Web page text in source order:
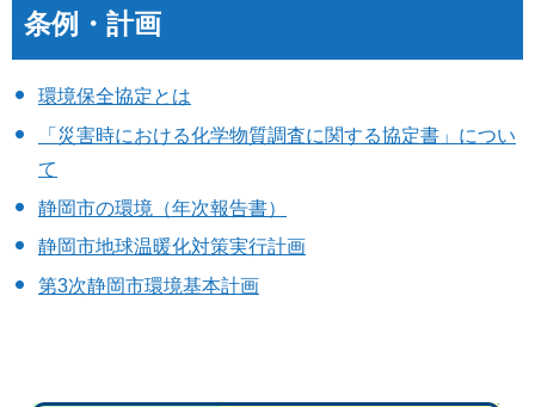
条例・計画
環境保全協定とは
「災害時における化学物質調査に関する協定書」につい
て
静岡市の環境（年次報告書）
静岡市地球温暖化対策実行計画
第3次静岡市環境基本計画